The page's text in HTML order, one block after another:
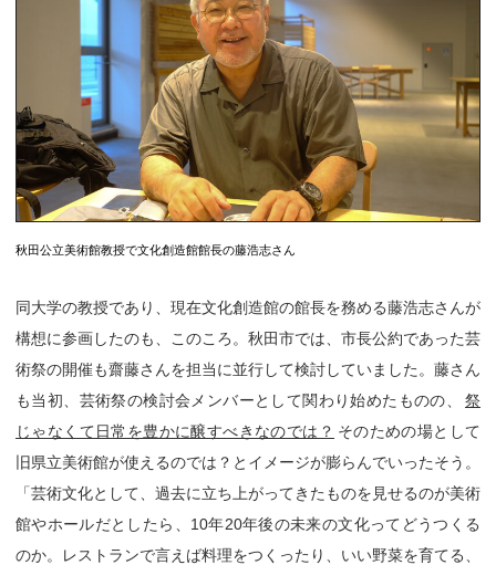
秋田公立美術館教授で文化創造館館長の藤浩志さん
同大学の教授であり、現在文化創造館の館長を務める藤浩志さんが
構想に参画したのも、このころ。秋田市では、市長公約であった芸
術祭の開催も齋藤さんを担当に並行して検討していました。藤さん
も当初、芸術祭の検討会メンバーとして関わり始めたものの、
祭
じゃなくて日常を豊かに醸すべきなのでは？ そのための場として
旧県立美術館が使えるのでは？とイメージが膨らんでいったそう。
「芸術文化として、過去に立ち上がってきたものを見せるのが美術
館やホールだとしたら、10年20年後の未来の文化ってどうつくる
のか。レストランで言えば料理をつくったり、いい野菜を育てる、